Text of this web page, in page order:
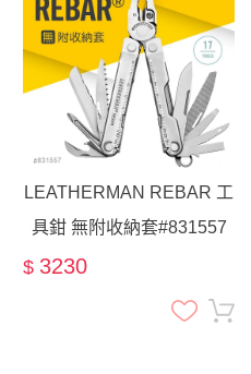
LEATHERMAN REBAR 工
具鉗 無附收納套#831557
$ 3230